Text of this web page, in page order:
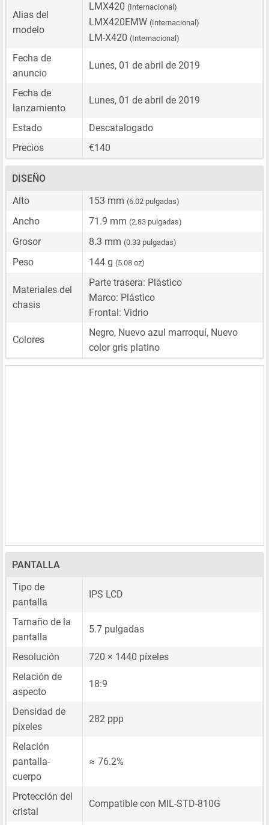
Alias del
modelo
LMX420 (Internacional)
LMX420EMW (Internacional)
LM-X420 (Internacional)
Fecha de
anuncio
Lunes, 01 de abril de 2019
Fecha de
lanzamiento
Lunes, 01 de abril de 2019
Estado
Descatalogado
Precios
€140
DISEÑO
Alto
153 mm (6.02 pulgadas)
Ancho 71.9 mm (2.83 pulgadas)
Grosor 8.3 mm (0.33 pulgadas)
Peso 144 g (5.08 oz)
Materiales del
chasis
Parte trasera: Plástico
Marco: Plástico
Frontal: Vidrio
Colores
Negro, Nuevo azul marroquí, Nuevo
color gris platino
PANTALLA
Tipo de
pantalla
IPS LCD
Tamaño de la
pantalla
5.7 pulgadas
Resolución
720 × 1440 píxeles
Relación de
aspecto
18:9
Densidad de
píxeles
282 ppp
Relación
pantalla-
cuerpo
≈ 76.2%
Protección del
cristal
Compatible con MIL-STD-810G